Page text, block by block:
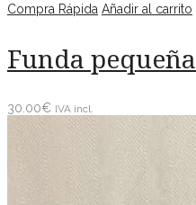
Compra Rápida Añadir al carrito
Funda pequeña
30.00€ IVA incl.